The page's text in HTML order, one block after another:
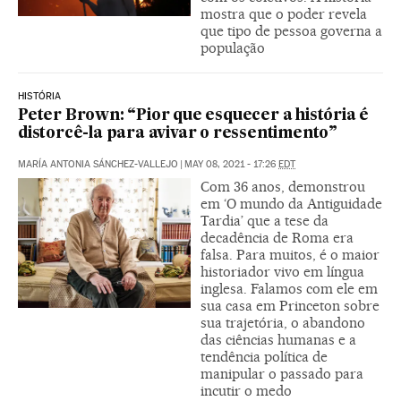
mostra que o poder revela
que tipo de pessoa governa a
população
HISTÓRIA
Peter Brown: “Pior que esquecer a história é
distorcê-la para avivar o ressentimento”
MARÍA ANTONIA SÁNCHEZ-VALLEJO | MAY 08, 2021 - 17:26 EDT
Com 36 anos, demonstrou
em ‘O mundo da Antiguidade
Tardia’ que a tese da
decadência de Roma era
falsa. Para muitos, é o maior
historiador vivo em língua
inglesa. Falamos com ele em
sua casa em Princeton sobre
sua trajetória, o abandono
das ciências humanas e a
tendência política de
manipular o passado para
incutir o medo